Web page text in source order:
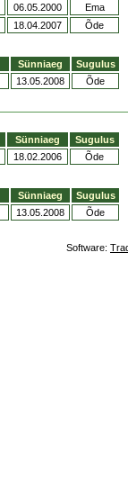
06.05.2000
Ema
18.04.2007
Õde
Sünniaeg
Sugulus
13.05.2008 Õde
Sünniaeg
Sugulus
18.02.2006
Õde
Sünniaeg
Sugulus
13.05.2008 Õde
Software: